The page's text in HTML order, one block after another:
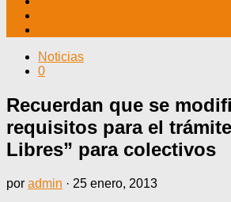
Noticias
0
Recuerdan que se
requisitos para el
Libres” para colectivos
por admin · 25 enero, 2013